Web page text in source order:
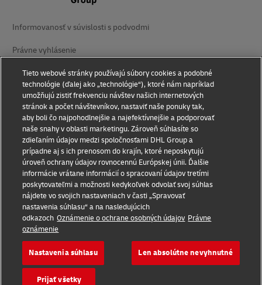
Informovanosť v súvislosti s podvodmi
Právne vyhlásenie
Podmienky používania
Vyhlásenie o ochrane súkromia
Prístupnosť
Dodatočné informácie
Nastavenie súborov cookie
Sledujte nás
2026 © - všetky práva vyhradené
Tieto webové stránky používajú súbory cookies a podobné
technológie (ďalej ako „technológie“), ktoré nám napríklad
umožňujú zistiť frekvenciu návštev našich internetových
stránok a počet návštevníkov, nastaviť naše ponuky tak,
aby boli čo najpohodlnejšie a najefektívnejšie a podporovať
naše snahy v oblasti marketingu. Zároveň súhlasíte so
zdieľaním údajov medzi spoločnosťami DHL Group a
prípadne aj s ich prenosom do krajín, ktoré neposkytujú
úroveň ochrany údajov rovnocennú Európskej únii. Ďalšie
informácie vrátane informácií o spracovaní údajov tretími
poskytovateľmi a možnosti kedykoľvek odvolať svoj súhlas
nájdete vo svojich nastaveniach v časti „Spravovať
nastavenia súhlasu“ a na nasledujúcich
odkazoch Oznámenie o ochrane osobných údajov Právne
oznámenie
Nastavenia súhlasu Len absolútne nevyhnutné
Prijať všetky